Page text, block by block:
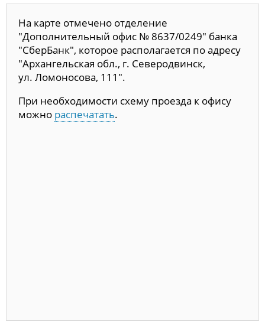
На карте отмечено отделение
"Дополнительный офис № 8637/0249" банка
"СберБанк", которое располагается по адресу
"Архангельская обл., г. Северодвинск,
ул. Ломоносова, 111".
При необходимости схему проезда к офису
можно распечатать.